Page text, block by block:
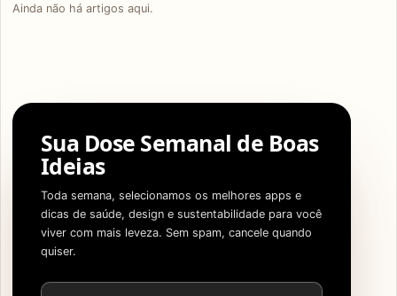
Ainda não há artigos aqui.
Sua Dose Semanal de Boas
Ideias
Toda semana, selecionamos os melhores apps e
dicas de saúde, design e sustentabilidade para você
viver com mais leveza. Sem spam, cancele quando
quiser.
Endereço de e-mail